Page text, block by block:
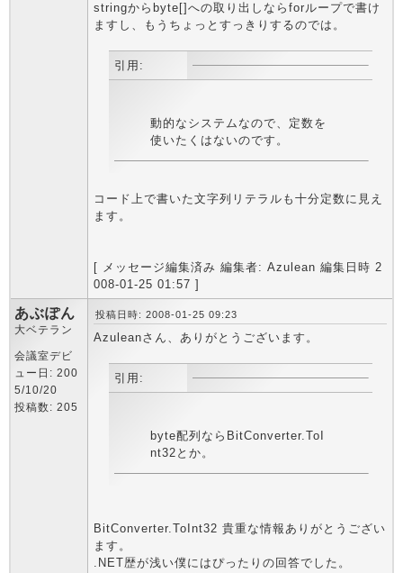
stringからbyte[]への取り出しならforループで書け
ますし、もうちょっとすっきりするのでは。
引用:
動的なシステムなので、定数を
使いたくはないのです。
コード上で書いた文字列リテラルも十分定数に見え
ます。
[ メッセージ編集済み 編集者: Azulean 編集日時 2
008-01-25 01:57 ]
あぶぽん
大ベテラン
会議室デビ
ュー日: 200
5/10/20
投稿数: 205
投稿日時: 2008-01-25 09:23
Azuleanさん、ありがとうございます。
引用:
byte配列ならBitConverter.ToI
nt32とか。
BitConverter.ToInt32 貴重な情報ありがとうござい
ます。
.NET歴が浅い僕にはぴったりの回答でした。